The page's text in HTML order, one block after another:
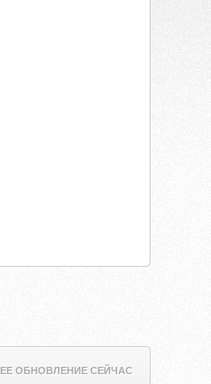
ОБНОВЛЕНИЕ СЕЙЧАС